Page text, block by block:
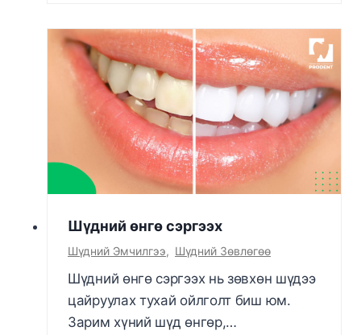
Шүдний өнгө сэргээх
Шүдний Эмчилгээ, Шүдний Зөвлөгөө
Шүдний өнгө сэргээх нь зөвхөн шүдээ
цайруулах тухай ойлголт биш юм.
Зарим хүний шүд өнгөр,…